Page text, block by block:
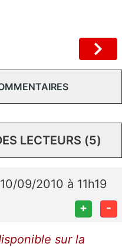
LECTEURS (5)
09/2010 à 11h19
+ -
sur la